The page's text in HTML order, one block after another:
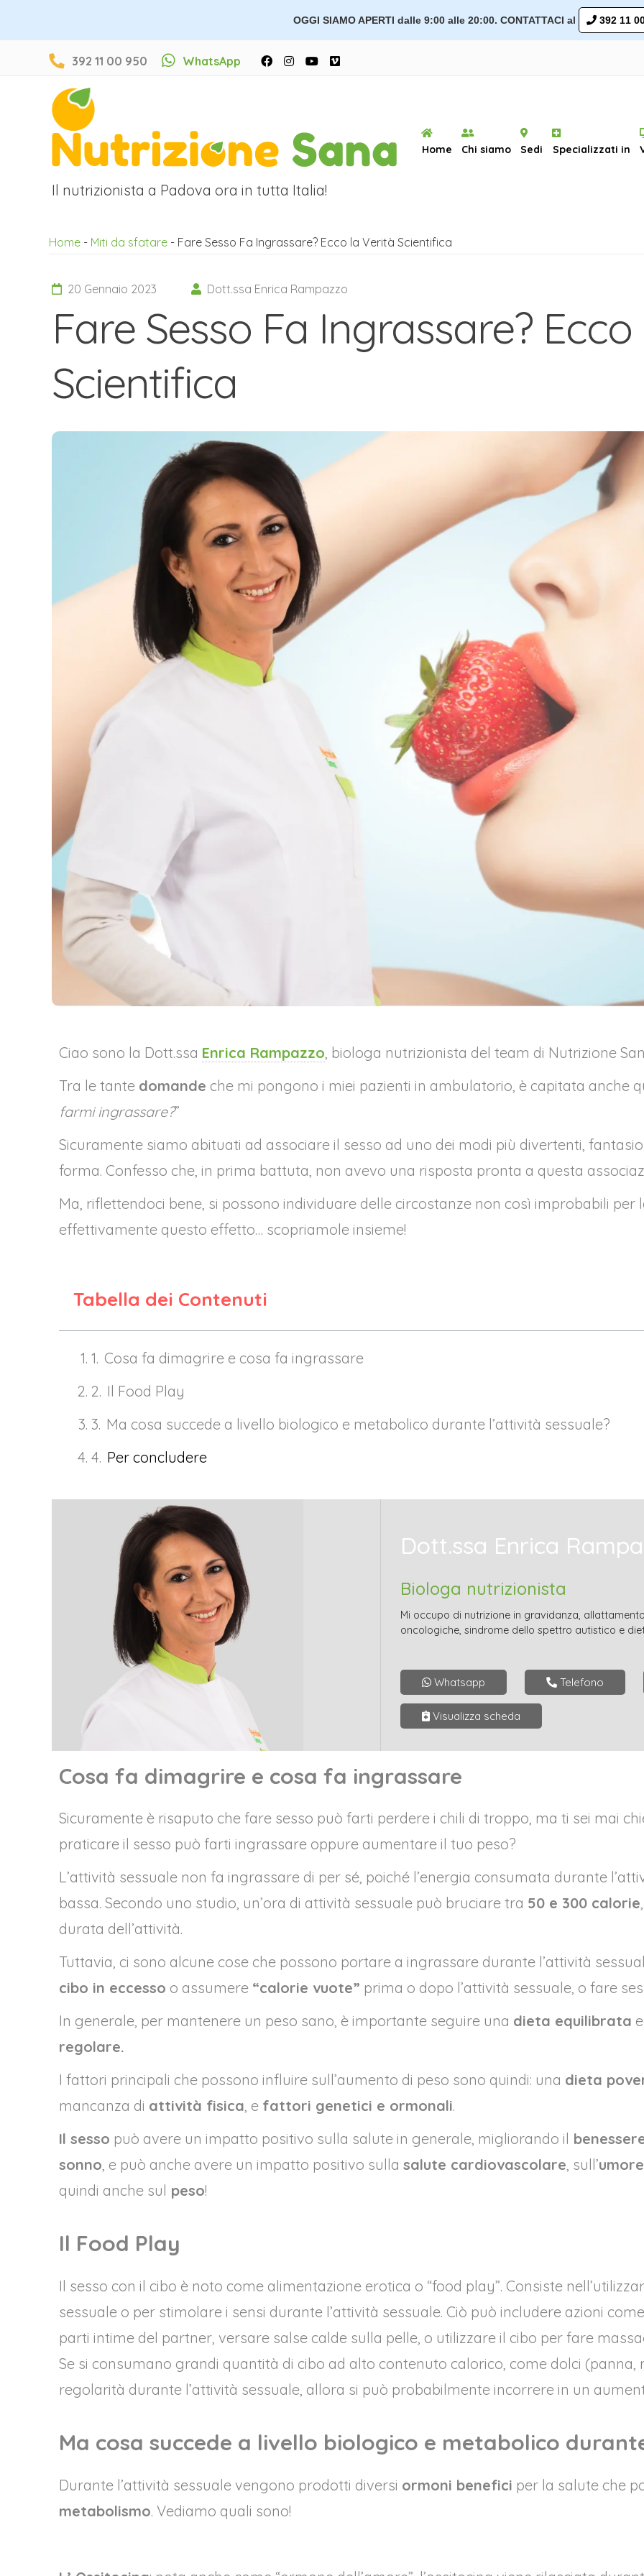
OGGI SIAMO APERTI dalle 9:00 alle 20:00. CONTATTACI al 392 11
392 11 00 950 WhatsApp
Il nutrizionista a Padova ora in tutta Italia!
Home Chi siamo Sedi Specializzati in
Home - Miti da sfatare - Fare Sesso Fa Ingrassare? Ecco la Verità Scientifica
20 Gennaio 2023 Dott.ssa Enrica Rampazzo
Fare Sesso Fa Ingrassare?
Scientifica
Ciao sono la Dott.ssa Enrica Rampazzo , biologa nutrizionista del team di Nutrizione
Tra le tante domande che mi pongono i miei pazienti in ambulatorio, è capitata anche
farmi ingrassare?”
Sicuramente siamo abituati ad associare il sesso ad uno dei modi più divertenti,
forma. Confesso che, in prima battuta, non avevo una risposta pronta a questa
Ma, riflettendoci bene, si possono individuare delle circostanze non così improbabili per
effettivamente questo effetto… scopriamole insieme!
Tabella dei Contenuti
Cosa fa dimagrire e cosa fa ingrassare
Il Food Play
Ma cosa succede a livello biologico e metabolico durante l’attività sessuale?
Per concludere
Dott.ssa Enrica
Biologa nutrizionista
Mi occupo di nutrizione in gravidanza,
oncologiche, sindrome dello spettro autistico e
Whatsapp Telefono
Visualizza scheda
Cosa fa dimagrire e cosa fa ingrassare
Sicuramente è risaputo che fare sesso può farti perdere i chili di troppo, ma ti sei mai
praticare il sesso può farti ingrassare oppure aumentare il tuo peso?
L’attività sessuale non fa ingrassare di per sé, poiché l’energia consumata durante
bassa. Secondo uno studio, un’ora di attività sessuale può bruciare tra 50 e 300 calorie
durata dell’attività.
Tuttavia, ci sono alcune cose che possono portare a ingrassare durante l’attività
cibo in eccesso o assumere “calorie vuote” prima o dopo l’attività sessuale, o fare
In generale, per mantenere un peso sano, è importante seguire una dieta equilibrata
regolare.
I fattori principali che possono influire sull’aumento di peso sono quindi: una dieta
mancanza di attività fisica, e fattori genetici e ormonali.
Il sesso può avere un impatto positivo sulla salute in generale, migliorando il
sonno, e può anche avere un impatto positivo sulla salute cardiovascolare, sull’umore
quindi anche sul peso!
Il Food Play
Il sesso con il cibo è noto come alimentazione erotica o “food play”. Consiste
sessuale o per stimolare i sensi durante l’attività sessuale. Ciò può includere azioni
parti intime del partner, versare salse calde sulla pelle, o utilizzare il cibo per fare
Se si consumano grandi quantità di cibo ad alto contenuto calorico, come dolci (panna,
regolarità durante l’attività sessuale, allora si può probabilmente incorrere in un
Ma cosa succede a livello biologico e metabolico
Durante l’attività sessuale vengono prodotti diversi ormoni benefici per la salute che
metabolismo. Vediamo quali sono!